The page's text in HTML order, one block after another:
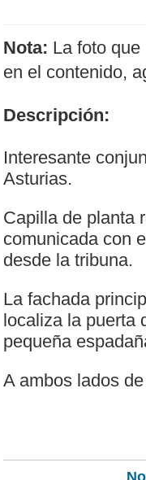
Nota: La foto
en el contenido,
Descripción:
Interesante
Asturias.
Capilla de planta
comunicada con
desde la tribuna.
La fachada
localiza la puerta
pequeña
A ambos lados